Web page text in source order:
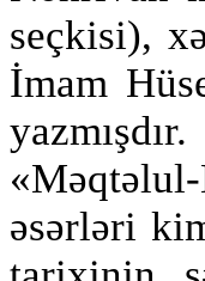
seçkisi),
İmam
əsərləri